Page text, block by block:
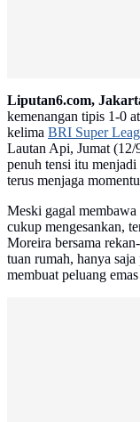
Liputan6.com,
kemenangan tipis 1-0
kelima BRI Super
Lautan Api, Jumat (12/
penuh tensi itu
terus menjaga
Meski gagal
cukup mengesankan,
Moreira bersama
tuan rumah, hanya
membuat peluang